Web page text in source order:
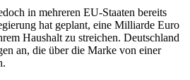
in mehreren EU-Staaten bereits
hat geplant, eine Milliarde Euro
Haushalt zu streichen. Deutschland
an, die über die Marke von einer